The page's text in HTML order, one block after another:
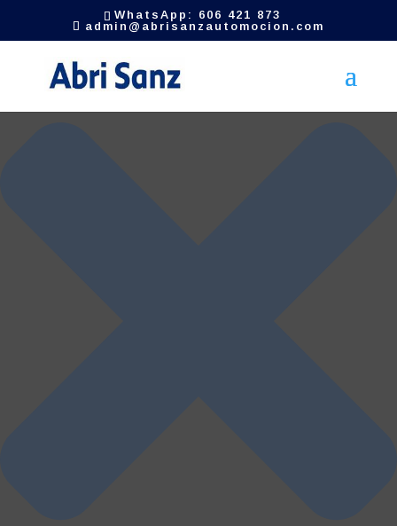
Gestionar el consentimiento de las cookies
WhatsApp: 606 421 873
admin@abrisanzautomocion.com